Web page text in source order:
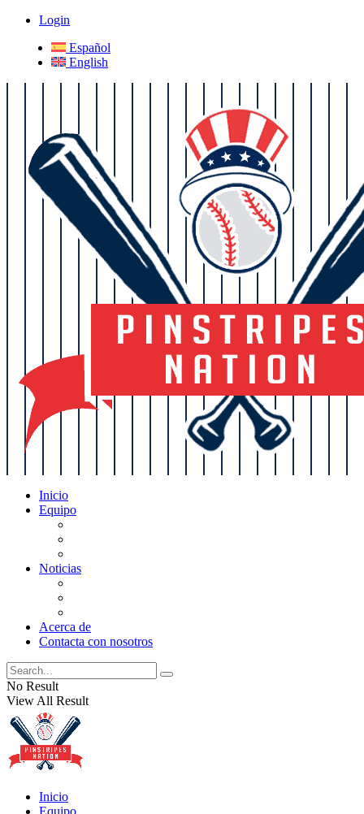
Login
Español
English
Inicio
Equipo
Noticias
Acerca de
Contacta con nosotros
No Result
View All Result
Inicio
Equipo